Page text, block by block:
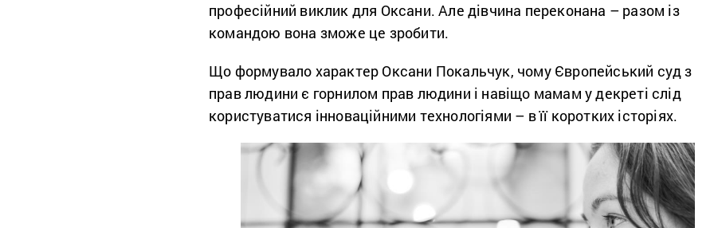
професійний виклик для Оксани. Але дівчина переконана – разом із
командою вона зможе це зробити.
Що формувало характер Оксани Покальчук, чому Європейський суд з
прав людини є горнилом прав людини і навіщо мамам у декреті слід
користуватися інноваційними технологіями – в її коротких історіях.